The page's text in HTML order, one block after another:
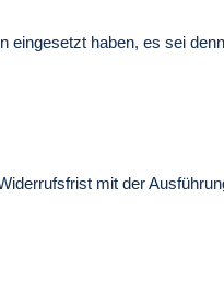
eingesetzt haben, es sei
mit der